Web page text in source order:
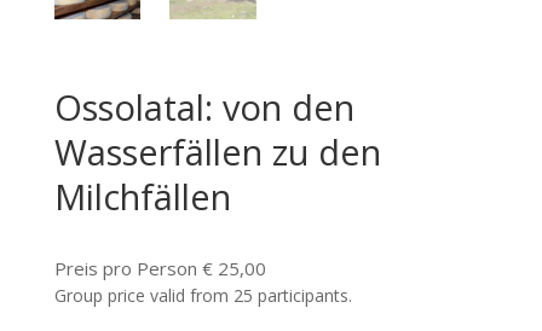
Ossolatal: von den
Wasserfällen zu den
Milchfällen
Preis pro Person € 25,00
Group price valid from 25 participants.